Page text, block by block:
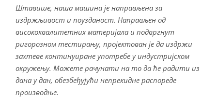
Штавише, наша машина је направљена за
издржљивост и поузданост. Направљен од
висококвалитетних материјала и подвргнут
ригорозном тестирању, пројектован је да издржи
захтеве континуиране употребе у индустријском
окружењу. Можете рачунати на то да ће радити из
дана у дан, обезбеђујући непрекидне распореде
производње.